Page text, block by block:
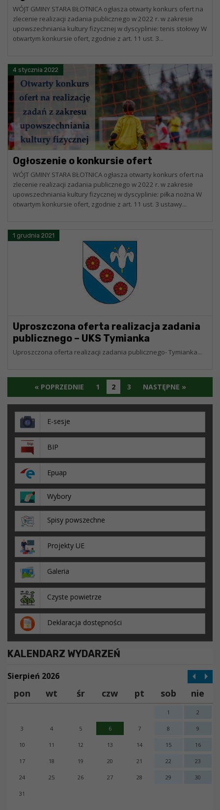
WÓJT GMINY STARA BŁOTNICA ogłasza otwarty konkurs ofert na
zlecenie realizacji zadania publicznego w 2022 r. w zakresie
upowszechniania kultury fizycznej w dyscyplinie: tenis stołowy W
otwartym konkursie ofert, zgodnie z art. 11 ust. 3...
4 stycznia 2022
Ogłoszenie o konkursie ofert
WÓJT GMINY STARA BŁOTNICA ogłasza otwarty konkurs ofert na
zlecenie realizacji zadania publicznego w 2022 r. w zakresie
upowszechniania kultury fizycznej w dyscyplinie: piłka nożna W
otwartym konkursie ofert, zgodnie z art. 11 ust. 3 ustawy...
1 grudnia 2021
Uproszczona oferta realizacja zadania
publicznego – UKS Tymianka
Uproszczona oferta realizacji zadania publicznego- Tymianka...
« POPRZEDNIE 1 2 3 NASTĘPNE »
E-sesje
BIP
Epuap
Wybory
Spisy powszechne
Projekty UE
Galeria
Czyste powietrze
Deklaracja dostępności
KALENDARZ WYDARZEŃ
Sierpień 2026
pon wt śr czw pt sob nie
1 2
3 4 5 6 7 8 9
10 11 12 13 14 15 16
17 18 19 20 21 22 23
24 25 26 27 28 29 30
31